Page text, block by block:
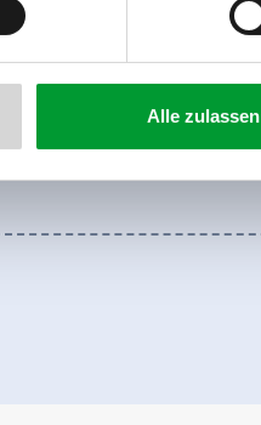
Alle zulassen